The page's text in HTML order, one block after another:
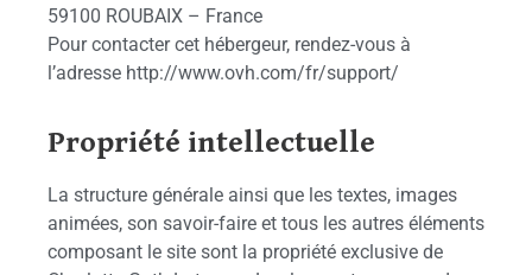
59100 ROUBAIX – France
Pour contacter cet hébergeur, rendez-vous à
l’adresse http://www.ovh.com/fr/support/
Propriété intellectuelle
La structure générale ainsi que les textes, images
animées, son savoir-faire et tous les autres éléments
composant le site sont la propriété exclusive de